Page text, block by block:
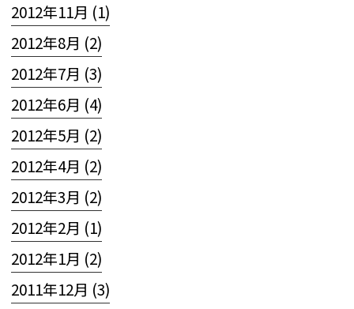
2012年11月 (1)
2012年8月 (2)
2012年7月 (3)
2012年6月 (4)
2012年5月 (2)
2012年4月 (2)
2012年3月 (2)
2012年2月 (1)
2012年1月 (2)
2011年12月 (3)